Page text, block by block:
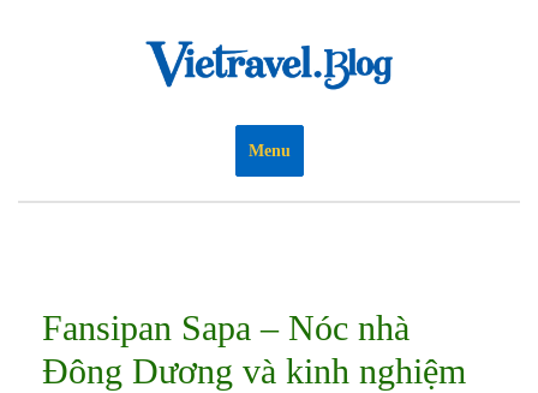
Menu
Fansipan Sapa – Nóc nhà
Đông Dương và kinh nghiệm